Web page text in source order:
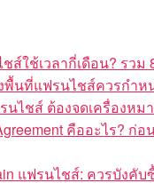
ชส์ใช้เวลากี่เดือน? รว
พื้นที่แฟรนไชส์ควรกำห
นไชส์ ต้องจดเครื่องหม
คืออะไร? ก่
แฟรนไชส์: ควรบังคั